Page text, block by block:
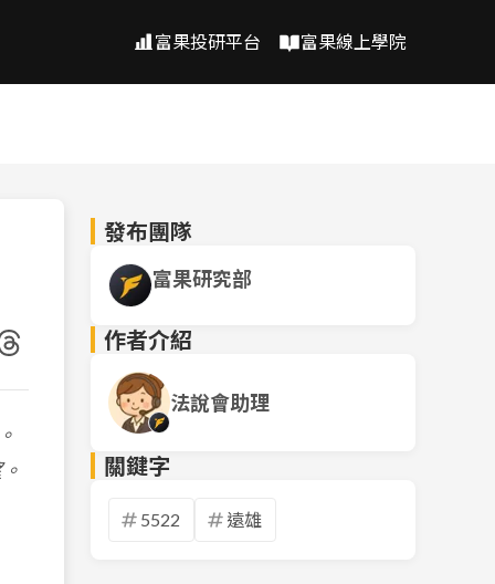
富果投研平台 富果線上學院
發布團隊
富果研究部
作者介紹
法說會助理
關鍵字
5522 遠雄